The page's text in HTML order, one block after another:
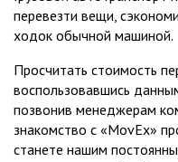
перевезти вещи,
ходок обычной машиной.
Просчитать стоимость
воспользовавшись
позвонив менеджерам
знакомство с «MovEx»
станете нашим